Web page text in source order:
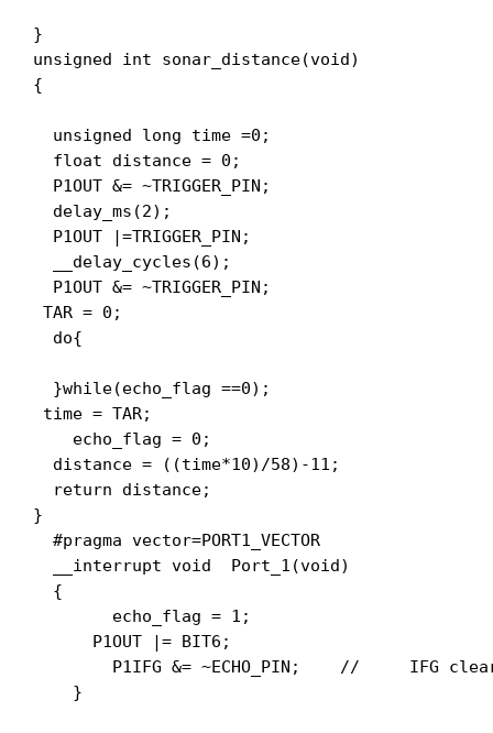
}
unsigned int sonar_distance(void)
{
  unsigned long time =0;
  float distance = 0;
  P1OUT &= ~TRIGGER_PIN;
  delay_ms(2);
  P1OUT |=TRIGGER_PIN;
  __delay_cycles(6);
  P1OUT &= ~TRIGGER_PIN;
TAR = 0;
  do{
  }while(echo_flag ==0);
time = TAR;
    echo_flag = 0;
  distance = ((time*10)/58)-11;
  return distance;
}
  #pragma vector=PORT1_VECTOR
  __interrupt void  Port_1(void)
  {
      P1OUT |= BIT6;
    }